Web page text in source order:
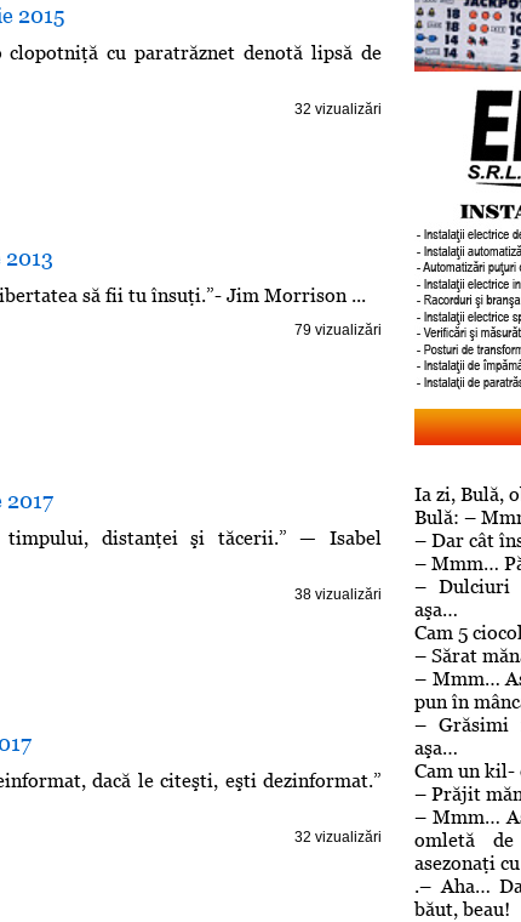
2015
cu paratrăznet denotă lipsă de
32 vizualizări
să fii tu însuţi.”- Jim Morrison ...
79 vizualizări
2017
timpului, distanţei şi tăcerii.” — Isabel
38 vizualizări
dacă le citeşti, eşti dezinformat.”
32 vizualizări
Ia zi, Bulă,
Bulă: –
– Dar cât
– Mmm…
– Dulciuri
aşa…
Cam 5
– Sărat
– Mmm…
pun în
– Grăsimi
aşa…
Cam un kil-
– Prăjit
– Mmm…
omletă
asezonaţi
.– Aha…
băut, beau!